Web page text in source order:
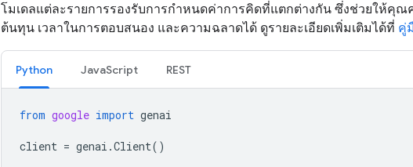
โมเดลแต่ละรายการรองรับการกำหนดค่าการคิดที่แตกต่างกัน ซึ่งช่วยให้คุณ
ต้นทุน เวลาในการตอบสนอง และความฉลาดได้ ดูรายละเอียดเพิ่มเติมได้ที่ คู่
Python JavaScript REST
from google import genai
client = genai .Client()